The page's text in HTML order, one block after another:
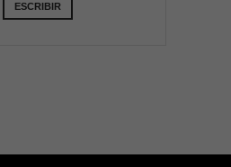
ESCRIBIR